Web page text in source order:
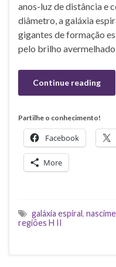
anos-luz de distância e
diâmetro, a galáxia
gigantes de formação
pelo brilho
Continue reading
Partilhe o conhecimento!
Facebook
More
galáxia espiral,
regiões H II